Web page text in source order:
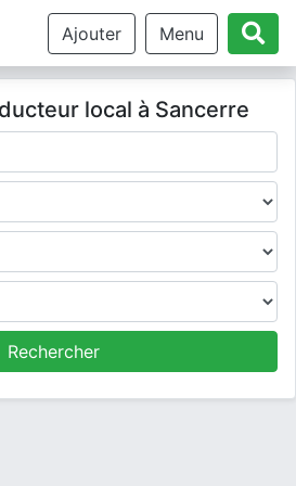
Ajouter Menu
local à Sancerre
producteur ?
Rechercher